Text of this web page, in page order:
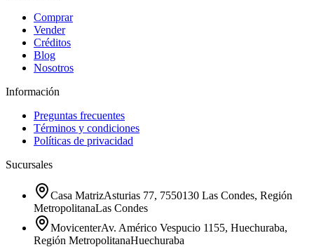
Comprar
Vender
Créditos
Blog
Nosotros
Información
Preguntas frecuentes
Términos y condiciones
Políticas de privacidad
Sucursales
Casa MatrizAsturias 77, 7550130 Las Condes, Región
MetropolitanaLas Condes
MovicenterAv. Américo Vespucio 1155, Huechuraba,
Región MetropolitanaHuechuraba